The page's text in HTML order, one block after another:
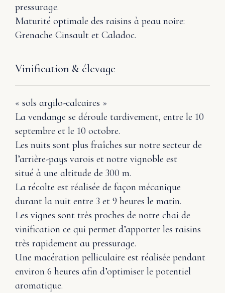
pressurage.
Maturité optimale des raisins à peau noire:
Grenache Cinsault et Caladoc.
Vinification & élevage
« sols argilo-calcaires »
La vendange se déroule tardivement, entre le 10
septembre et le 10 octobre.
Les nuits sont plus fraîches sur notre secteur de
l’arrière-pays varois et notre vignoble est
situé à une altitude de 300 m.
La récolte est réalisée de façon mécanique
durant la nuit entre 3 et 9 heures le matin.
Les vignes sont très proches de notre chai de
vinification ce qui permet d’apporter les raisins
très rapidement au pressurage.
Une macération pelliculaire est réalisée pendant
environ 6 heures afin d’optimiser le potentiel
aromatique.